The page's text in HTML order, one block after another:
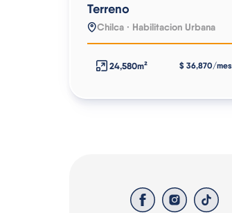
Terreno
Chilca · Habilitacion Urbana
24,580m² $ 36,870/mes